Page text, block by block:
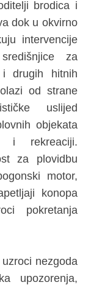
brodica i
dok u okvirno
intervencije
za
drugih hitnih
od strane
uslijed
objekata
i rekreaciji.
za plovidbu
motor,
konopa
pokretanja
nezgoda
upozorenja,